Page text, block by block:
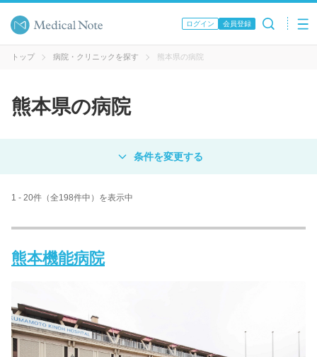
ログイン 会員登録
トップ 病院・クリニックを探す 熊本県の病院
熊本県の病院
病院 クリニック
病院名
1 - 20件（全198件中）を表示中
熊本機能病院